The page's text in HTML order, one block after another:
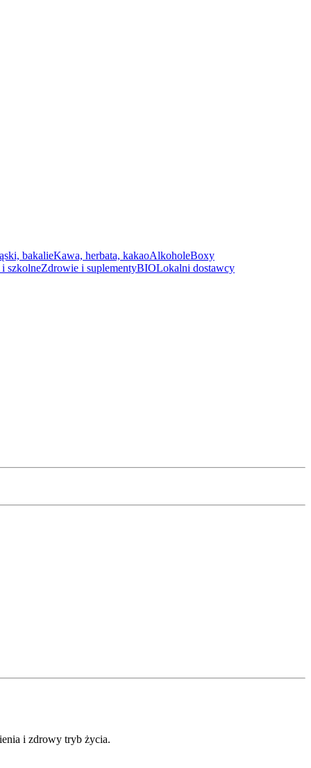
bakalieKawa, herbata, kakaoAlkoholeBoxy
szkolneZdrowie i suplementyBIOLokalni dostawcy
i zdrowy tryb życia.